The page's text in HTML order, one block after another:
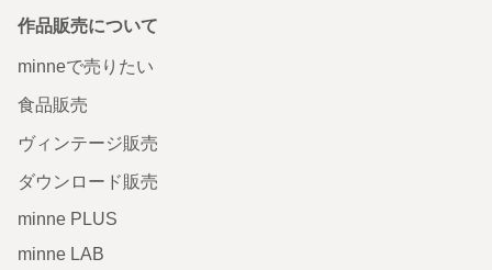
作品販売について
minneで売りたい
食品販売
ヴィンテージ販売
ダウンロード販売
minne PLUS
minne LAB